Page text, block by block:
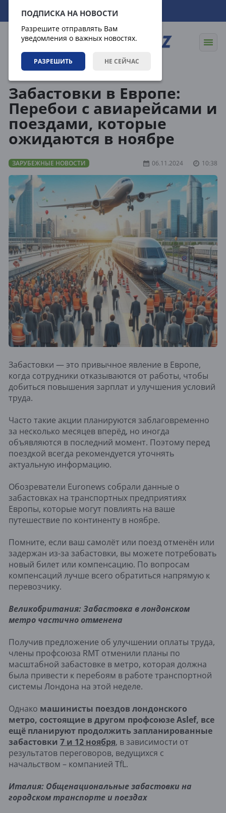
ПОДПИСКА НА НОВОСТИ
Разрешите отправлять Вам
уведомления о важных новостях.
РАЗРЕШИТЬ НЕ СЕЙЧАС
07.08.2026 14:18:23
Забастовки в Европе:
Перебои с авиарейсами и
поездами, которые
ожидаются в ноябре
ЗАРУБЕЖНЫЕ НОВОСТИ 06.11.2024 10:38
Забастовки — это привычное явление в Европе,
когда сотрудники отказываются от работы, чтобы
добиться повышения зарплат и улучшения условий
труда.
Часто такие акции планируются заблаговременно
за несколько месяцев вперёд, но иногда
объявляются в последний момент. Поэтому перед
поездкой всегда рекомендуется уточнять
актуальную информацию.
Обозреватели Euronews собрали данные о
забастовках на транспортных предприятиях
Европы, которые могут повлиять на ваше
путешествие по континенту в ноябре.
Помните, если ваш самолёт или поезд отменён или
задержан из-за забастовки, вы можете потребовать
новый билет или компенсацию. По вопросам
компенсаций лучше всего обратиться напрямую к
перевозчику.
Великобритания: Забастовка в лондонском
метро частично отменена
Получив предложение об улучшении оплаты труда,
члены профсоюза RMT отменили планы по
масштабной забастовке в метро, которая должна
была привести к перебоям в работе транспортной
системы Лондона на этой неделе.
Однако машинисты поездов лондонского
метро, состоящие в другом профсоюзе Aslef, все
ещё планируют продолжить запланированные
забастовки 7 и 12 ноября, в зависимости от
результатов переговоров, ведущихся с
начальством – компанией TfL.
Италия: Общенациональные забастовки на
городском транспорте и поездах